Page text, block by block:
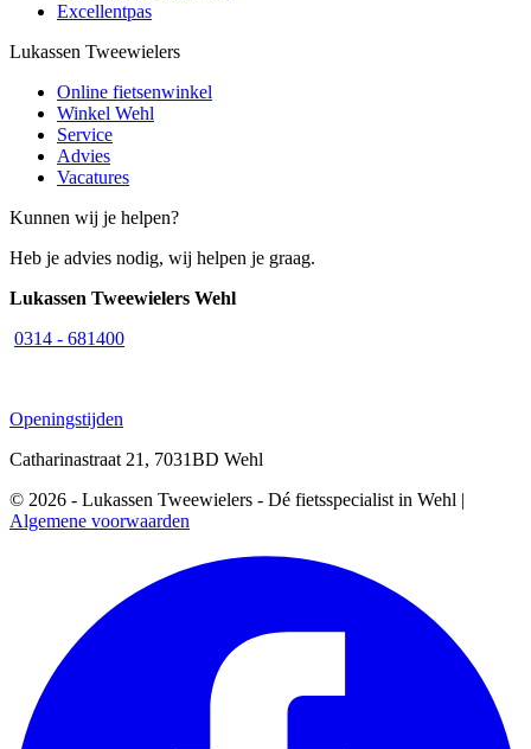
Excellentpas
Lukassen Tweewielers
Online fietsenwinkel
Winkel Wehl
Service
Advies
Vacatures
Kunnen wij je helpen?
Heb je advies nodig, wij helpen je graag.
Lukassen Tweewielers Wehl
0314 - 681400
Openingstijden
Catharinastraat 21, 7031BD Wehl
© 2026 - Lukassen Tweewielers - Dé fietsspecialist in Wehl |
Algemene voorwaarden